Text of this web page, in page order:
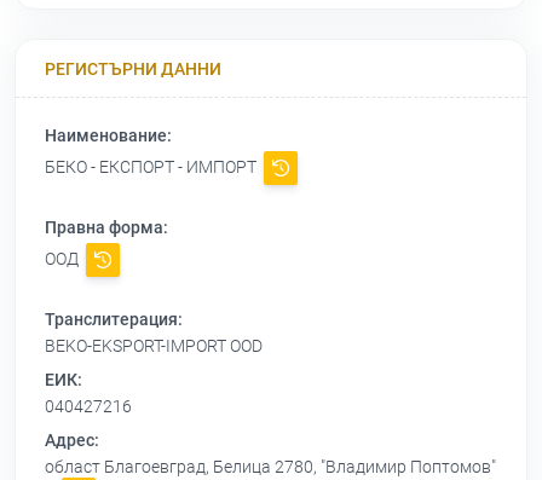
РЕГИСТЪРНИ ДАННИ
Наименование:
БЕКО - ЕКСПОРТ - ИМПОРТ
Правна форма:
ООД
Транслитерация:
BEKO-EKSPORT-IMPORT OOD
ЕИК:
040427216
Адрес:
област Благоевград, Белица 2780, "Владимир Поптомов"